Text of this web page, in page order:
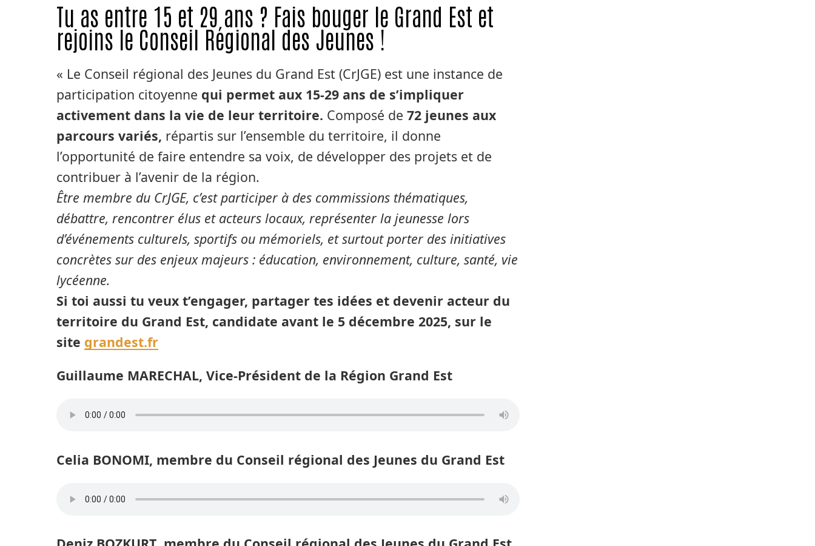
Tu as entre 15 et 29 ans ? Fais bouger le Grand Est et
rejoins le Conseil Régional des Jeunes !
« Le Conseil régional des Jeunes du Grand Est (CrJGE) est une instance de
participation citoyenne qui permet aux 15-29 ans de s’impliquer
activement dans la vie de leur territoire. Composé de 72 jeunes aux
parcours variés, répartis sur l’ensemble du territoire, il donne
l’opportunité de faire entendre sa voix, de développer des projets et de
contribuer à l’avenir de la région.
Être membre du CrJGE, c’est participer à des commissions thématiques,
débattre, rencontrer élus et acteurs locaux, représenter la jeunesse lors
d’événements culturels, sportifs ou mémoriels, et surtout porter des initiatives
concrètes sur des enjeux majeurs : éducation, environnement, culture, santé, vie
lycéenne.
Si toi aussi tu veux t’engager, partager tes idées et devenir acteur du
territoire du Grand Est, candidate avant le 5 décembre 2025, sur le
site grandest.fr
Guillaume MARECHAL, Vice-Président de la Région Grand Est
Celia BONOMI, membre du Conseil régional des Jeunes du Grand Est